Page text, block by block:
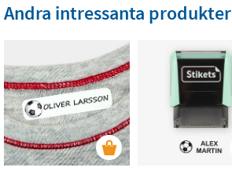
Andra intressanta produkter